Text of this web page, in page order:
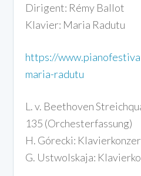
Dirigent: Rémy Ballot
Klavier: Maria Radutu
https://
maria-radutu
L. v. Beethoven
135 (Orchesterfassung)
H. Górecki:
G. Ustwolskaja: